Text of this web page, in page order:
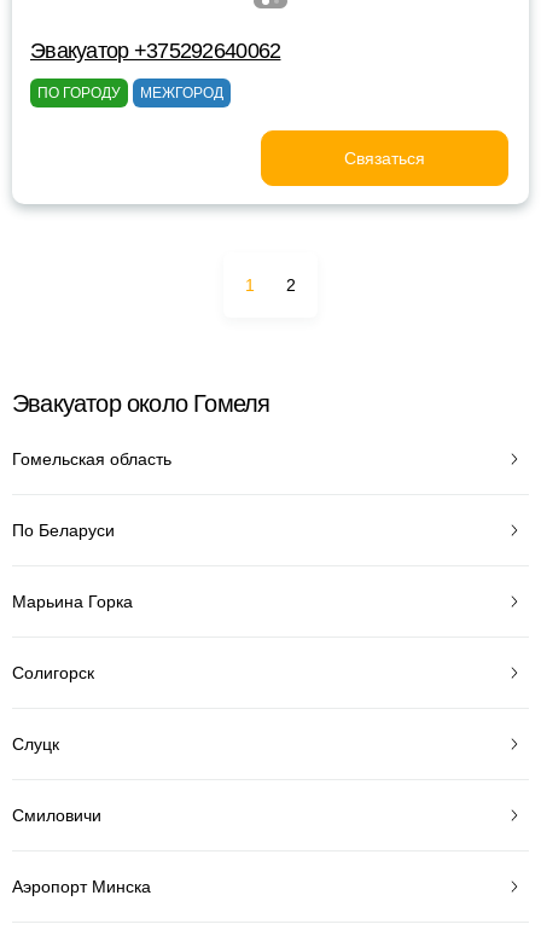
Эвакуатор +375292640062
ПО ГОРОДУ МЕЖГОРОД
Связаться
1 2
Эвакуатор около Гомеля
Гомельская область
По Беларуси
Марьина Горка
Солигорск
Слуцк
Смиловичи
Аэропорт Минска